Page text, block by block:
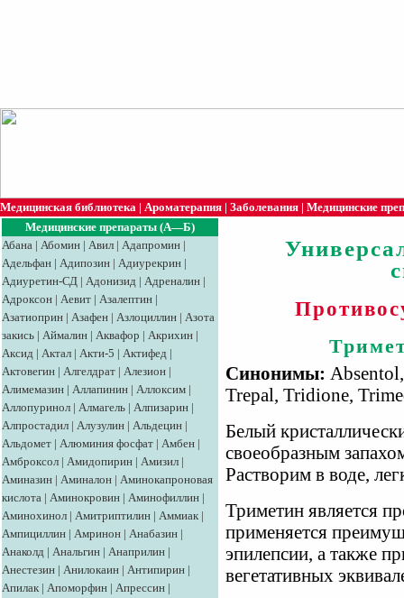
Медицинская библиотека | Ароматерапия | Заболевания | Медицинские
Медицинские препараты (А—Б)
Абана | Абомин | Авил | Адапромин |
Адельфан | Адипозин | Адиурекрин |
Адиуретин-СД | Адонизид | Адреналин |
Адроксон | Аевит | Азалептин |
Азатиоприн | Азафен | Азлоциллин | Азота
закись | Аймалин | Аквафор | Акрихин |
Аксид | Aктaл | Акти-5 | Актифед |
Актовегин | Алгелдрат | Алезион |
Алимемазин | Аллапинин | Аллоксим |
Аллопуринол | Алмагель | Алпизарин |
Алпростадил | Алузулин | Альдецин |
Альдомет | Алюминия фосфат | Амбен |
Амброксол | Амидопирин | Амизил |
Аминазин | Аминалон | Аминокапроновая
кислота | Аминокровин | Аминофиллин |
Аминохинол | Амитриптилин | Аммиак |
Ампициллин | Амринон | Анабазин |
Анаколд | Анальгин | Анаприлин |
Анестезин | Анилокаин | Антипирин |
Апилак | Апоморфин | Апрессин |
Синонимы:
Trepal, Tridione,
Белый
своеобразным
Растворим в воде,
Триметин является
применяется
эпилепсии, а также
вегетативных